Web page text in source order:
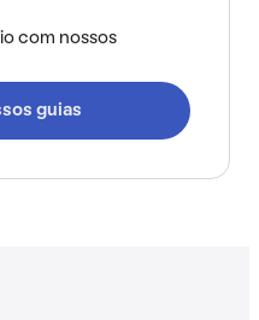
com nossos
guias